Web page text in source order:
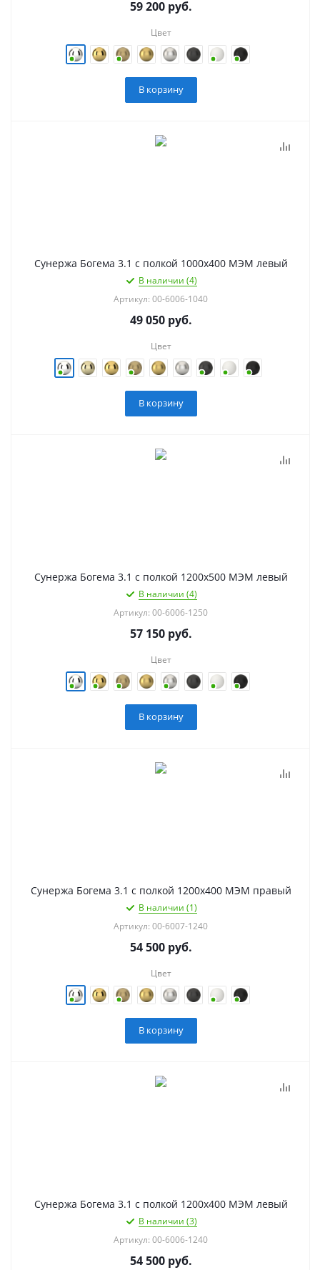
59 200руб.
Цвет
В корзину
Сунержа Богема 3.1 с полкой 1000х400 МЭМ левый
В наличии (4)
Артикул: 00-6006-1040
49 050руб.
Цвет
В корзину
Сунержа Богема 3.1 с полкой 1200х500 МЭМ левый
В наличии (4)
Артикул: 00-6006-1250
57 150руб.
Цвет
В корзину
Сунержа Богема 3.1 с полкой 1200х400 МЭМ правый
В наличии (1)
Артикул: 00-6007-1240
54 500руб.
Цвет
В корзину
Сунержа Богема 3.1 с полкой 1200х400 МЭМ левый
В наличии (3)
Артикул: 00-6006-1240
54 500руб.